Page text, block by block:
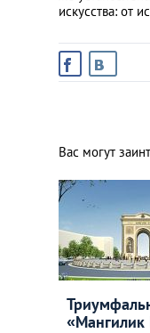
искусства: от
Вас могут
«Мангилик